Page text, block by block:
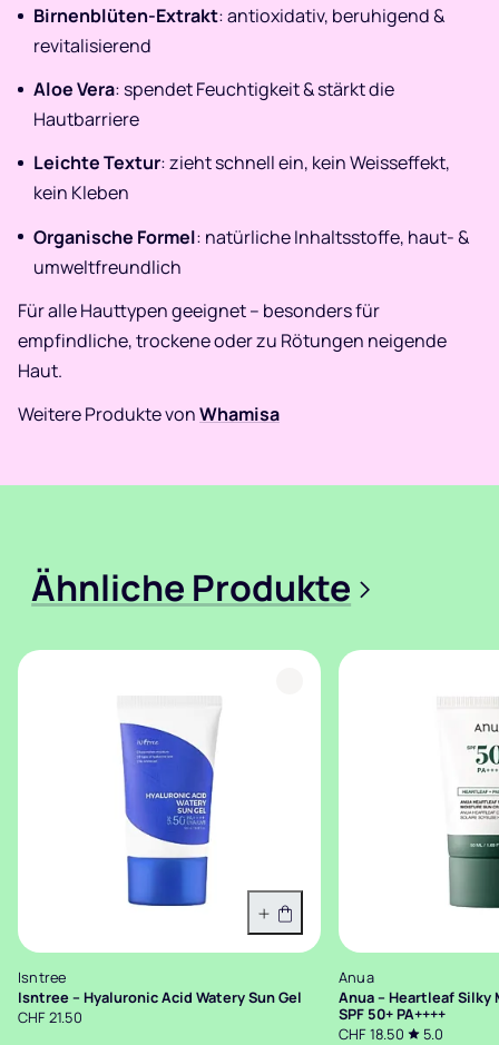
Birnenblüten-Extrakt: antioxidativ, beruhigend &
revitalisierend
Aloe Vera: spendet Feuchtigkeit & stärkt die
Hautbarriere
Leichte Textur: zieht schnell ein, kein Weisseffekt,
kein Kleben
Organische Formel: natürliche Inhaltsstoffe, haut- &
umweltfreundlich
Für alle Hauttypen geeignet – besonders für
empfindliche, trockene oder zu Rötungen neigende
Haut.
Weitere Produkte vonWhamisa
Ähnliche Produkte >
In den Warenkorb
Isntree
Isntree – Hyaluronic Acid Watery Sun Gel
CHF 21.50
Anua
Anua – Heartleaf Silky
SPF 50+ PA++++
CHF 18.50
5.0